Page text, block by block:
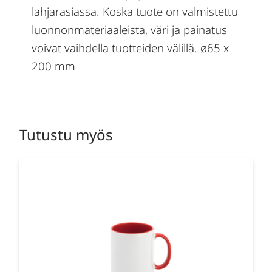
lahjarasiassa. Koska tuote on valmistettu
luonnonmateriaaleista, väri ja painatus
voivat vaihdella tuotteiden välillä. ø65 x
200 mm
Tutustu myös